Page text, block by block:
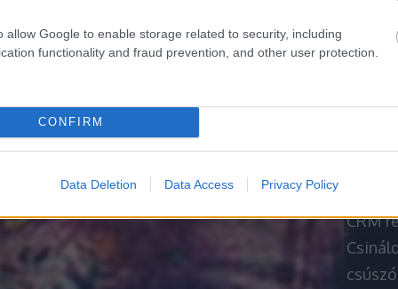
allow Google to enable storage related to security, including
functionality and fraud prevention, and other user protection.
CONFIRM
Data Deletion Data Access Privacy Policy
bősz
CRM